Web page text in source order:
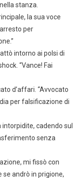
stanza.
la sua voce
per
intorno ai polsi di
“Vance! Fai
d’affari. “Avvocato
per falsificazione di
intorpidite, cadendo sul
senza
mi fissò con
se andrò in prigione,